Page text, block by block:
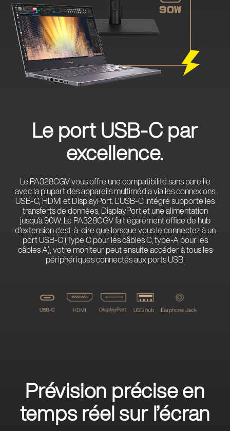
Le port USB-C par
excellence.
Le PA328CGV vous offre une compatibilité sans pareille
avec la plupart des appareils multimédia via les connexions
USB-C, HDMI et DisplayPort. L'USB-C intégré supporte les
transferts de données, DisplayPort et une alimentation
jusqu'à 90W. Le PA328CGV fait également office de hub
d'extension c'est-à-dire que lorsque vous le connectez à un
port USB-C (Type C pour les câbles C, type-A pour les
câbles A), votre moniteur peut ensuite accéder à tous les
périphériques connectés aux ports USB.
Prévision précise en
temps réel sur l’écran